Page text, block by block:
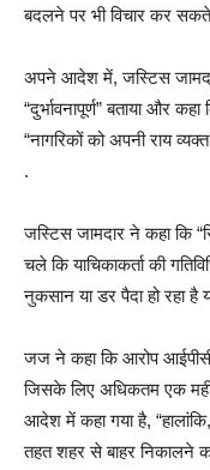
बदलने पर भी विचार कर
अपने आदेश में, जस्टिस
“दुर्भावनापूर्ण” बताया और
“नागरिकों को अपनी राय
.
जस्टिस जामदार ने कहा कि
चले कि याचिकाकर्ता की
नुकसान या डर पैदा हो रहा है
जज ने कहा कि आरोप
जिसके लिए अधिकतम एक
आदेश में कहा गया है,
तहत शहर से बाहर निकालने